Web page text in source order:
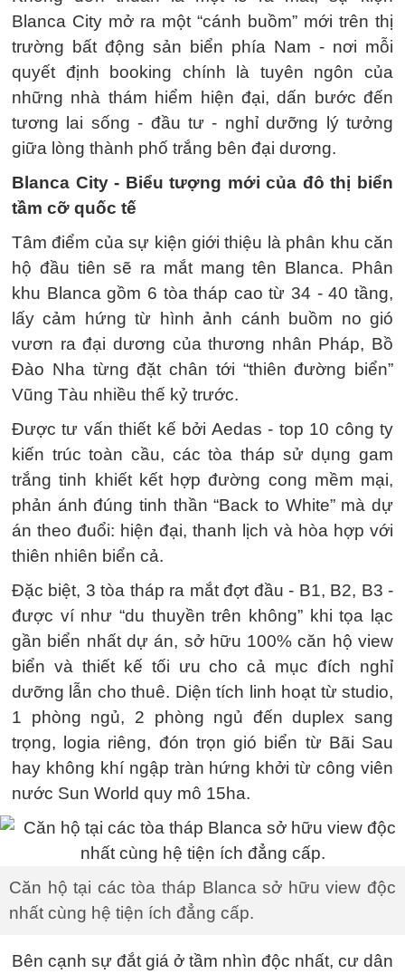
Blanca City mở ra một “cánh buồm” mới trên thị
trường bất động sản biển phía Nam - nơi mỗi
quyết định booking chính là tuyên ngôn của
những nhà thám hiểm hiện đại, dấn bước đến
tương lai sống - đầu tư - nghỉ dưỡng lý tưởng
giữa lòng thành phố trắng bên đại dương.
Blanca City - Biểu tượng mới của đô thị biển
tầm cỡ quốc tế
Tâm điểm của sự kiện giới thiệu là phân khu căn
hộ đầu tiên sẽ ra mắt mang tên Blanca. Phân
khu Blanca gồm 6 tòa tháp cao từ 34 - 40 tầng,
lấy cảm hứng từ hình ảnh cánh buồm no gió
vươn ra đại dương của thương nhân Pháp, Bồ
Đào Nha từng đặt chân tới “thiên đường biển”
Vũng Tàu nhiều thế kỷ trước.
Được tư vấn thiết kế bởi Aedas - top 10 công ty
kiến trúc toàn cầu, các tòa tháp sử dụng gam
trắng tinh khiết kết hợp đường cong mềm mại,
phản ánh đúng tinh thần “Back to White” mà dự
án theo đuổi: hiện đại, thanh lịch và hòa hợp với
thiên nhiên biển cả.
Đặc biệt, 3 tòa tháp ra mắt đợt đầu - B1, B2, B3 -
được ví như “du thuyền trên không” khi tọa lạc
gần biển nhất dự án, sở hữu 100% căn hộ view
biển và thiết kế tối ưu cho cả mục đích nghỉ
dưỡng lẫn cho thuê. Diện tích linh hoạt từ studio,
1 phòng ngủ, 2 phòng ngủ đến duplex sang
trọng, logia riêng, đón trọn gió biển từ Bãi Sau
hay không khí ngập tràn hứng khởi từ công viên
nước Sun World quy mô 15ha.
Căn hộ tại các tòa tháp Blanca sở hữu view độc
nhất cùng hệ tiện ích đẳng cấp.
Bên cạnh sự đắt giá ở tầm nhìn độc nhất, cư dân